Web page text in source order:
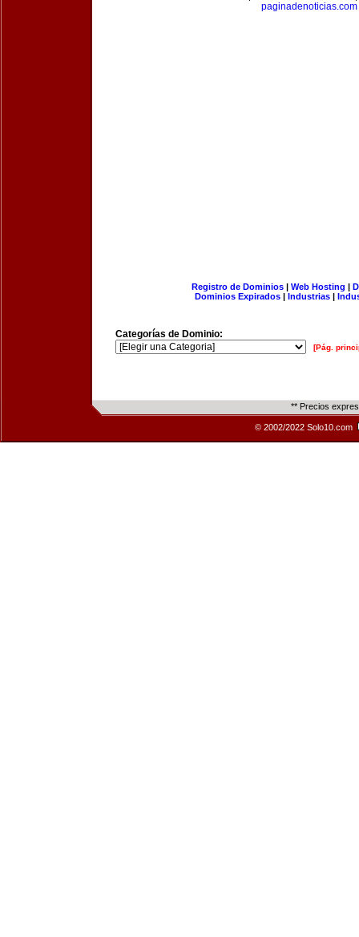
paginadenoticias.com
Registro de Dominios| Web Hosting |
Dominios Expirados | Industrias |
Categorías de Dominio:
[Pág.
** Precios
© 2002/2022 Solo10.com